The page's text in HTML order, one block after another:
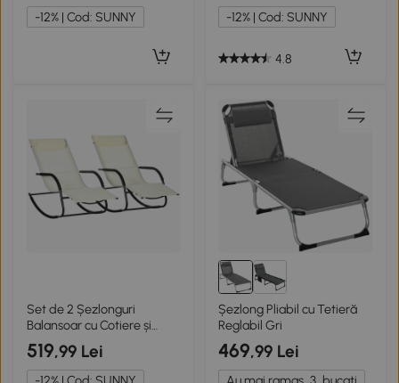
-12% | Cod: SUNNY -12% | Cod: SUNNY
4.8
Set de 2 Șezlonguri
Balansoar cu Cotiere și
Tetieră
519,99 Lei
Șezlong Pliabil cu Tetieră
Reglabil Gri
469,99 Lei